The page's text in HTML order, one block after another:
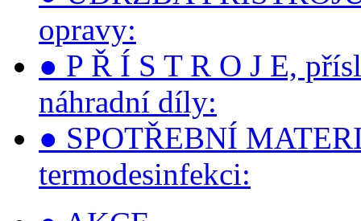
opravy:
● P Ř Í S T R O J E,
náhradní díly:
● SPOTŘEBNÍ
termodesinfekci: